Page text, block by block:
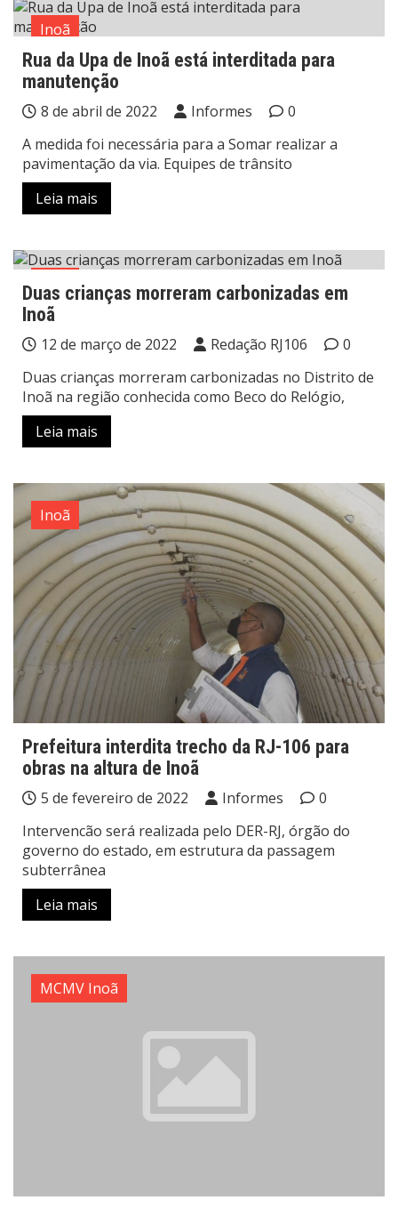
Inoã
Rua da Upa de Inoã está interditada para
manutenção
8 de abril de 2022 Informes
0
A medida foi necessária para a Somar realizar a
pavimentação da via. Equipes de trânsito
Leia mais
Duas crianças morreram carbonizadas em
Inoã
12 de março de 2022 Redação RJ106
0
Duas crianças morreram carbonizadas no Distrito de
Inoã na região conhecida como Beco do Relógio,
Leia mais
Inoã
Prefeitura interdita trecho da RJ-106 para
obras na altura de Inoã
5 de fevereiro de 2022 Informes
0
Intervencão será realizada pelo DER-RJ, órgão do
governo do estado, em estrutura da passagem
subterrânea
Leia mais
MCMV Inoã